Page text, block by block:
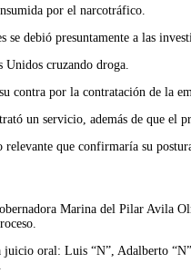
por el narcotráfico.
debió presuntamente a las
Unidos cruzando droga.
contra por la contratación de la
un servicio, además de que el
relevante que confirmaría su
Marina del Pilar Avila
juicio oral: Luis “N”, Adalberto